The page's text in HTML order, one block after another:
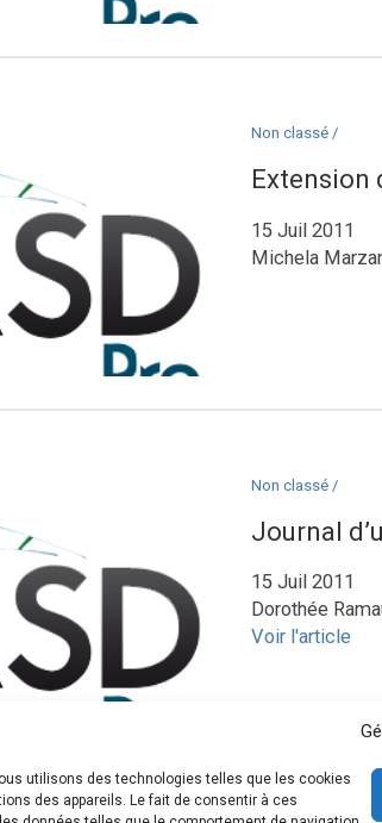
utilisons des technologies telles que les cookies
des appareils. Le fait de consentir à ces
Non classé /
Extension
15 Juil 2011
Michela
Non classé /
Journal
15 Juil 2011
Dorothée
Voir l'article